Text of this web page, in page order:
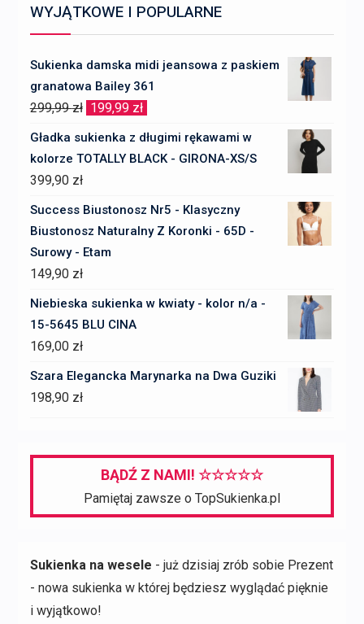
WYJĄTKOWE I POPULARNE
Sukienka damska midi jeansowa z paskiem
granatowa Bailey 361
299,99zł Pierwotna
cena
wynosiła:
199,99 zł
cena
wynosi:
Gładka sukienka z długimi rękawami w
kolorze TOTALLY BLACK - GIRONA-XS/S
399,90 zł
Success Biustonosz Nr5 - Klasyczny
Biustonosz Naturalny Z Koronki - 65D -
Surowy - Etam
149,90 zł
Niebieska sukienka w kwiaty - kolor n/a -
15-5645 BLU CINA
169,00 zł
Szara Elegancka Marynarka na Dwa Guziki
198,90 zł
BĄDŹ Z NAMI! ☆☆☆☆☆
Pamiętaj zawsze o TopSukienka.pl
Sukienka na wesele - już dzisiaj zrób sobie Prezent
- nowa sukienka w której będziesz wyglądać pięknie
i wyjątkowo!